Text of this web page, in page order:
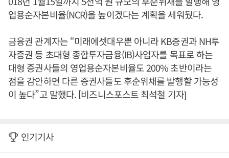
업용순자본비율(NCR)을 높이겠다는 계획을 세워뒀다.
금융권 관계자는 “미래에셋대우뿐 아니라 KB증권과 NH투
자증권 등 초대형 종합투자금융(IB)사업자를 목표로 하는
대형 증권사들의 영업용순자본비율도 200% 초반이라는
점을 감안하면 다른 증권사들도 후순위채를 발행할 가능성
이 높다”고 말했다. [비즈니스포스트 최석철 기자]
인기기사